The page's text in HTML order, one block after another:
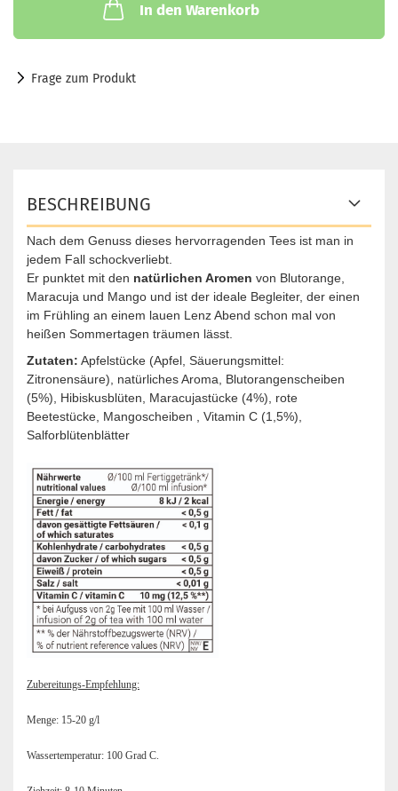
In den Warenkorb
Frage zum Produkt
BESCHREIBUNG
Nach dem Genuss dieses hervorragenden Tees ist man in
jedem Fall schockverliebt.
Er punktet mit den natürlichen Aromen von Blutorange,
Maracuja und Mango und ist der ideale Begleiter, der einen
im Frühling an einem lauen Lenz Abend schon mal von
heißen Sommertagen träumen lässt.
Zutaten: Apfelstücke (Apfel, Säuerungsmittel:
Zitronensäure), natürliches Aroma, Blutorangenscheiben
(5%), Hibiskusblüten, Maracujastücke (4%), rote
Beetestücke, Mangoscheiben , Vitamin C (1,5%),
Salforblütenblätter
Zubereitungs-Empfehlung:
Menge: 15-20 g/l
Wassertemperatur: 100 Grad C.